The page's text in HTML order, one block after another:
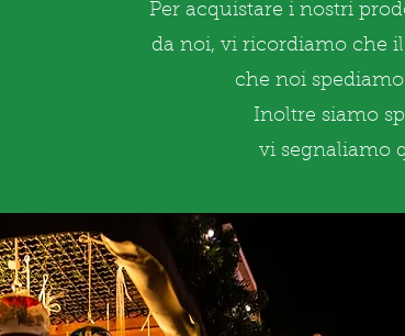
Per acquistare i nostri
da noi, vi ricordiamo che
che noi
Inoltre siamo
vi segnaliamo